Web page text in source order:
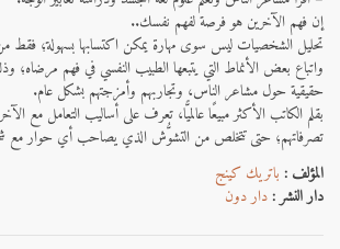
إن فهم الآخرين هو فرصة لفهم نفسك..
تحليل الشخصيات ليس سوى مهارة يمكن اكتسابها بسهولة؛ فقط
واتباع بعض الأنماط التي يتبعها الطبيب النفسي في فهم
حقيقية حول مشاعر الناس، وتجاربهم وأمزجتهم بشكل عام.
بقلم الكاتب الأكثر مبيعًا عالميًّا، تعرف على أساليب التعامل مع
تصرفاتهم؛ حتى تتخلص من التشوُّش الذي يصاحب أي حوار مع
المؤلف : باتريك كينج
دار النشر :دار دون